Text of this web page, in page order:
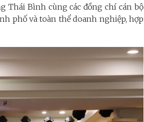
Thái Bình cùng các đồng chí cán bộ
phố và toàn thể doanh nghiệp, hợp